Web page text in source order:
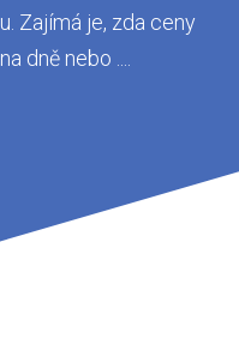
Zajímá je, zda ceny
dně nebo ....